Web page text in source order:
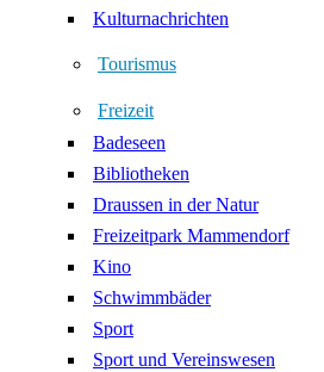
Kulturnachrichten
Tourismus
Freizeit
Badeseen
Bibliotheken
Draussen in der Natur
Freizeitpark Mammendorf
Kino
Schwimmbäder
Sport
Sport und Vereinswesen